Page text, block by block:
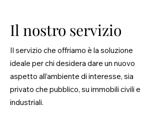
Il nostro servizio
Il servizio che offriamo è la soluzione
ideale per chi desidera dare un nuovo
aspetto all’ambiente di interesse, sia
privato che pubblico, su immobili civili e
industriali.